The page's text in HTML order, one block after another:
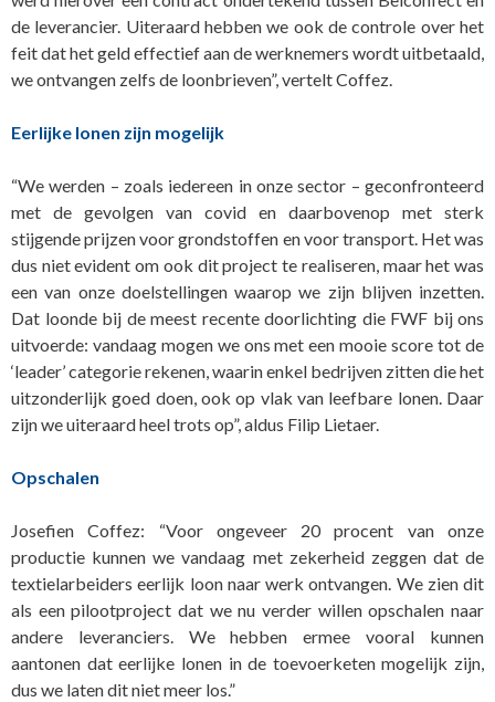
de leverancier. Uiteraard hebben we ook de controle over het
feit dat het geld effectief aan de werknemers wordt uitbetaald,
we ontvangen zelfs de loonbrieven”, vertelt Coffez.
Eerlijke lonen zijn mogelijk
“We werden – zoals iedereen in onze sector – geconfronteerd
met de gevolgen van covid en daarbovenop met sterk
stijgende prijzen voor grondstoffen en voor transport. Het was
dus niet evident om ook dit project te realiseren, maar het was
een van onze doelstellingen waarop we zijn blijven inzetten.
Dat loonde bij de meest recente doorlichting die FWF bij ons
uitvoerde: vandaag mogen we ons met een mooie score tot de
‘leader’ categorie rekenen, waarin enkel bedrijven zitten die het
uitzonderlijk goed doen, ook op vlak van leefbare lonen. Daar
zijn we uiteraard heel trots op”, aldus Filip Lietaer.
Opschalen
Josefien Coffez: “Voor ongeveer 20 procent van onze
productie kunnen we vandaag met zekerheid zeggen dat de
textielarbeiders eerlijk loon naar werk ontvangen. We zien dit
als een pilootproject dat we nu verder willen opschalen naar
andere leveranciers. We hebben ermee vooral kunnen
aantonen dat eerlijke lonen in de toevoerketen mogelijk zijn,
dus we laten dit niet meer los.”